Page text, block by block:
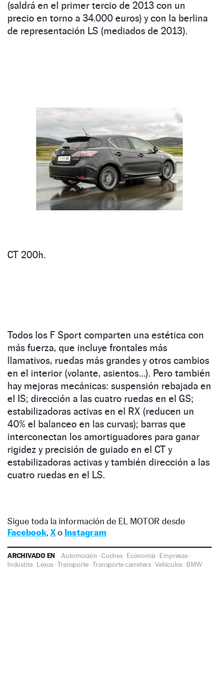
(saldrá en el primer tercio de 2013 con un
precio en torno a 34.000 euros) y con la berlina
de representación LS (mediados de 2013).
CT 200h.
Todos los F Sport comparten una estética con
más fuerza, que incluye frontales más
llamativos, ruedas más grandes y otros cambios
en el interior (volante, asientos…). Pero también
hay mejoras mecánicas: suspensión rebajada en
el IS; dirección a las cuatro ruedas en el GS;
estabilizadoras activas en el RX (reducen un
40% el balanceo en las curvas); barras que
interconectan los amortiguadores para ganar
rigidez y precisión de guiado en el CT y
estabilizadoras activas y también dirección a las
cuatro ruedas en el LS.
Sigue toda la información de EL MOTOR desde
Facebook, Xo Instagram
ARCHIVADO EN Automoción ·Coches· Economía ·Empresas·
Industria·Lexus ·Transporte ·Transporte carretera·Vehículos ·BMW